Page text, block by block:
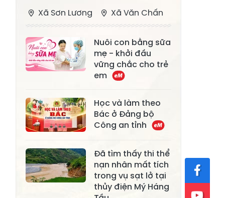
Xã Sơn Lương
Xã Văn Chấn
Bằng La
Xã Chấn Thịnh
Xã Nghĩa Tâm
Xã Phong Dụ
Hạ
Xã Đông
Cuông
Xã Tân Hợp
Xã Mỏ Vàng
Xã Lâm
Thượng
Nuôi con bằng sữa
mẹ - khởi đầu
vững chắc cho trẻ
em
Học và làm theo
Bác ở Đảng bộ
Công an tỉnh
Đã tìm thấy thi thể
nạn nhân mất tích
trong vụ sạt lở tại
thủy điện Mý Háng